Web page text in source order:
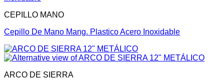
CEPILLO MANO
Cepillo De Mano Mang. Plastico Acero Inoxidable
ARCO DE SIERRA